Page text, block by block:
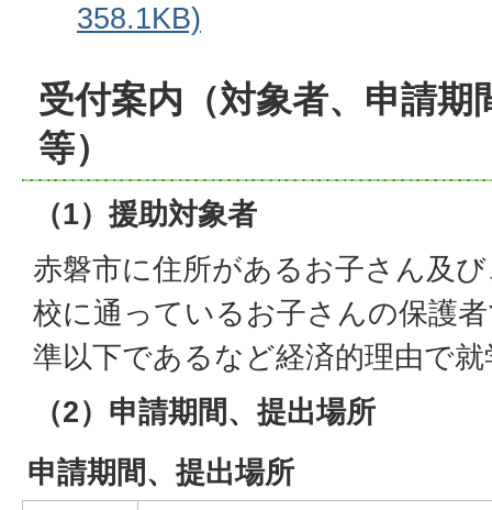
358.1KB)
受付案内（対象者、申請期
等）
（1）援助対象者
赤磐市に住所があるお子さん及
校に通っているお子さんの保護
準以下であるなど経済的理由で
（2）申請期間、提出場所
申請期間、提出場所